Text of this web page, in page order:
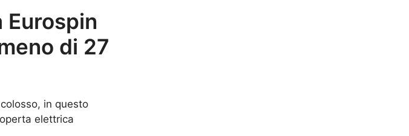
Eurospin
di 27
in questo
elettrica